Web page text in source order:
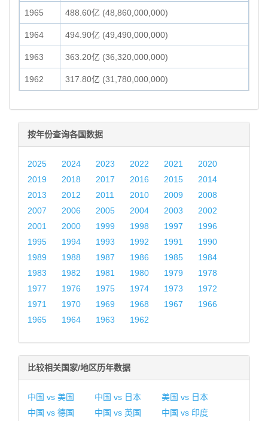
1965 488.60亿 (48,860,000,000)
1964 494.90亿 (49,490,000,000)
1963 363.20亿 (36,320,000,000)
1962 317.80亿 (31,780,000,000)
按年份查询各国数据
2025 2024 2023 2022 2021
2020
2019
2018 2017 2016 2015
2014
2013
2012 2011 2010 2009
2008
2007
2006 2005 2004 2003
2002
2001
2000 1999 1998 1997
1996
1995
1994 1993 1992 1991
1990
1989
1988 1987 1986 1985
1984
1983
1982 1981 1980 1979
1978
1977
1976 1975 1974 1973
1972
1971
1970 1969 1968 1967
1966
1965
1964 1963 1962
比较相关国家/地区历年数据
中国 vs 美国 中国 vs 日本
美国 vs 日本
中国 vs 德国
中国 vs 英国
中国 vs 印度